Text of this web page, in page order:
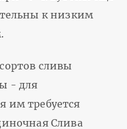
к низким
сливы
- для
им требуется
Слива